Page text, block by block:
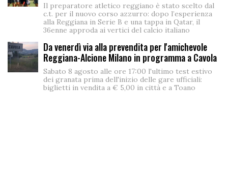
Il preparatore atletico reggiano è stato scelto dal
c.t. per il nuovo corso azzurro: dopo l’esperienza
alla Reggiana in Serie B e una tappa in Qatar, il
36enne approda ai vertici del calcio italiano
Da venerdì via alla prevendita per l'amichevole
Reggiana-Alcione Milano in programma a Cavola
Sabato 8 agosto alle ore 17:00 l'ultimo test estivo
dei granata prima dell'inizio delle gare ufficiali:
biglietti in vendita a € 5,00 in città e a Toano